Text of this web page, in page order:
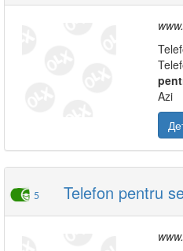
Azi
5 Telefon pentru